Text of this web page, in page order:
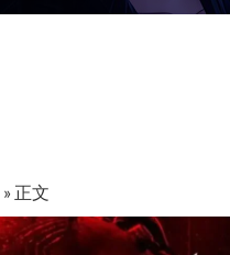
» 正文